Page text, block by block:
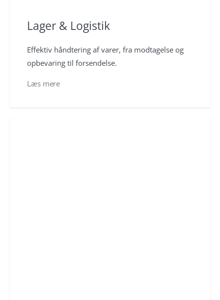
Lager & Logistik
Effektiv håndtering af varer, fra modtagelse og
opbevaring til forsendelse.
Læs mere